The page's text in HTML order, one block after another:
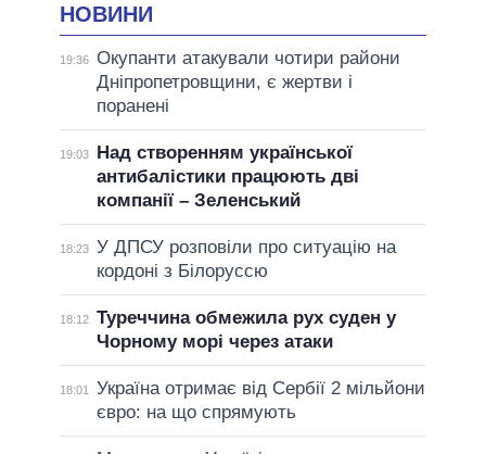
НОВИНИ
19:36 Окупанти атакували чотири райони
Дніпропетровщини, є жертви і
поранені
19:03
Над створенням української
антибалістики працюють дві
компанії – Зеленський
18:23 У ДПСУ розповіли про ситуацію на
кордоні з Білоруссю
18:12 Туреччина обмежила рух суден у
Чорному морі через атаки
18:01 Україна отримає від Сербії 2 мільйони
євро: на що спрямують